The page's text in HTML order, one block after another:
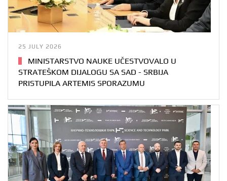
25 JULY 2026
MINISTARSTVO NAUKE UČESTVOVALO U
STRATEŠKOM DIJALOGU SA SAD - SRBIJA
PRISTUPILA ARTEMIS SPORAZUMU